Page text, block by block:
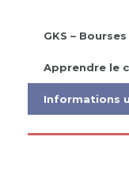
GKS –
Apprendre le
Informations